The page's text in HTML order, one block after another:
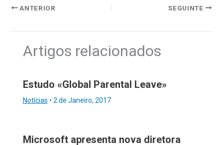
ANTERIOR SEGUINTE
Artigos relacionados
Estudo «Global Parental Leave»
Notícias • 2 de Janeiro, 2017
Microsoft apresenta nova diretora